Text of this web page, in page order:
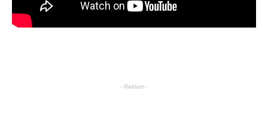
- Reklam -